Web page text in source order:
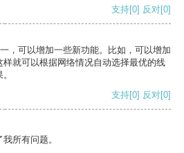
支持[0] 反对[0]
，可以增加一些新功能。比如，可以增加
就可以根据网络情况自动选择最优的线
支持[0] 反对[0]
所有问题。